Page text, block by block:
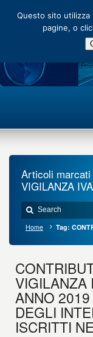
Articoli marcati
VIGILANZA
Home Tag:
VIGILANZA
ANNO
DEGLI
ISCRITTI
Questo sito utilizza
pagine, o